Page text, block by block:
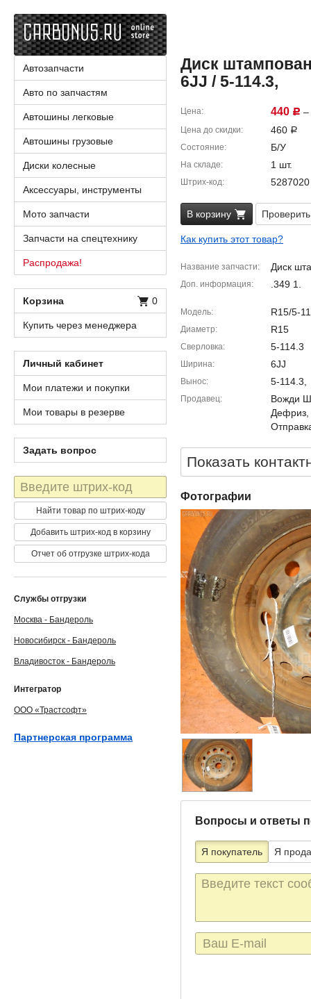
Диск
6JJ / 5-114.3,
Цена 440 Р –
Цена до скидки 460 Р
Состояние Б/У
На складе 1 шт.
Штрих-код 5287020
В корзину
Как купить этот товар?
Название запчасти Диск
Доп. информация .349 1.
Модель R15/5-
Диаметр R15
Сверловка 5-114.3
Ширина 6JJ
Вынос 5-114.3,
Продавец
Вожди
Дефриз,
Показать
Фотографии
Вопросы и ответы
Я покупатель Я
Текст
сообщения
E-
mail
Автозапчасти
Авто по запчастям
Автошины легковые
Автошины грузовые
Диски колесные
Аксессуары, инструменты
Мото запчасти
Запчасти на спецтехнику
Распродажа!
Корзина 0
Купить через менеджера
Личный кабинет
Мои платежи и покупки
Мои товары в резерве
Задать вопрос
Штрих-
код
Найти товар по штрих-коду
Добавить штрих-код в корзину
Отчет об отгрузке штрих-кода
Службы отгрузки
Москва - Бандероль
Новосибирск - Бандероль
Владивосток - Бандероль
Интегратор
ООО «Трастсофт»
Партнерская программа